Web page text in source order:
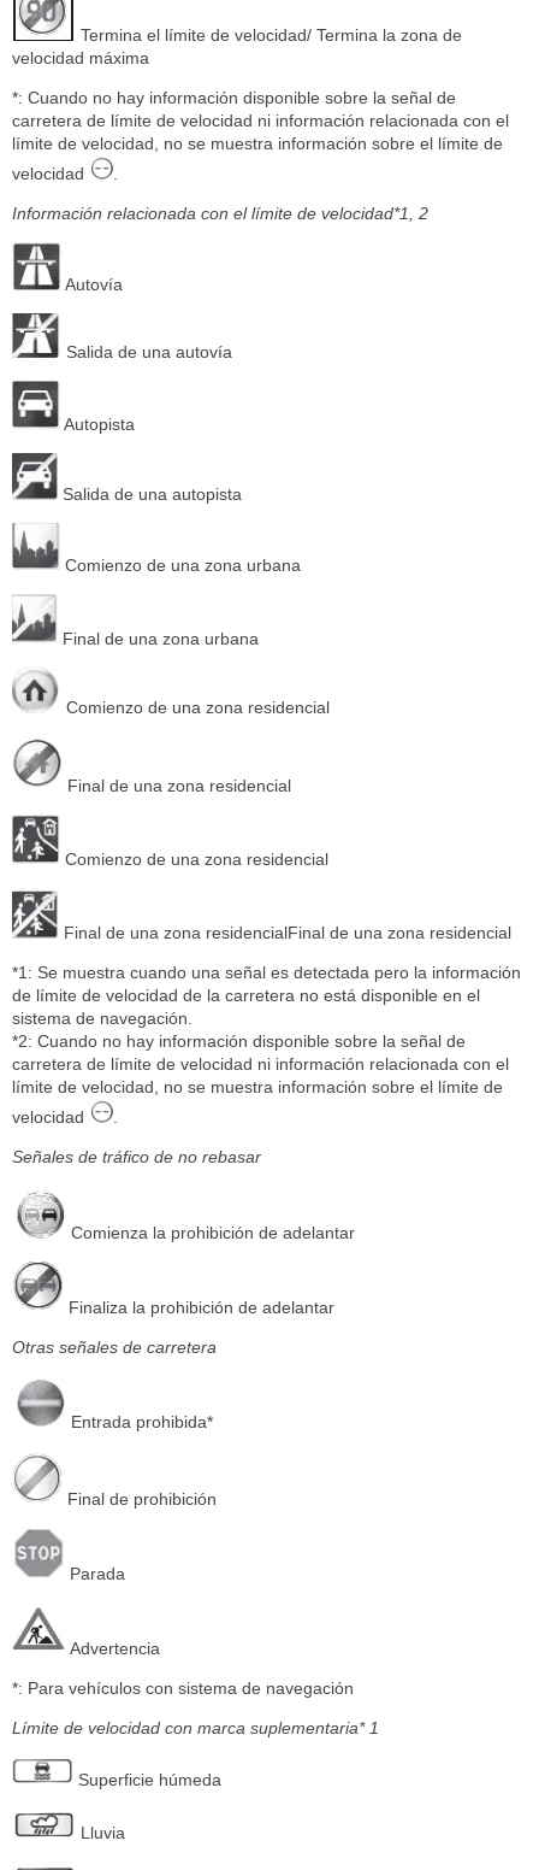
Termina el límite de velocidad/ Termina la zona de
velocidad máxima
*: Cuando no hay información disponible sobre la señal de
carretera de límite de velocidad ni información relacionada con el
límite de velocidad, no se muestra información sobre el límite de
velocidad
Información relacionada con el límite de velocidad*1, 2
Autovía
Salida de una autovía
Autopista
Salida de una autopista
Comienzo de una zona urbana
Final de una zona urbana
Comienzo de una zona residencial
Final de una zona residencial
Comienzo de una zona residencial
Final de una zona residencialFinal de una zona residencial
*1: Se muestra cuando una señal es detectada pero la información
de límite de velocidad de la carretera no está disponible en el
sistema de navegación.
*2: Cuando no hay información disponible sobre la señal de
carretera de límite de velocidad ni información relacionada con el
límite de velocidad, no se muestra información sobre el límite de
velocidad
Señales de tráfico de no rebasar
Comienza la prohibición de adelantar
Finaliza la prohibición de adelantar
Otras señales de carretera
Entrada prohibida*
Final de prohibición
Parada
Advertencia
*: Para vehículos con sistema de navegación
Límite de velocidad con marca suplementaria* 1
Superficie húmeda
Lluvia